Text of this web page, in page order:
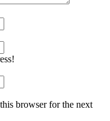
browser for the next